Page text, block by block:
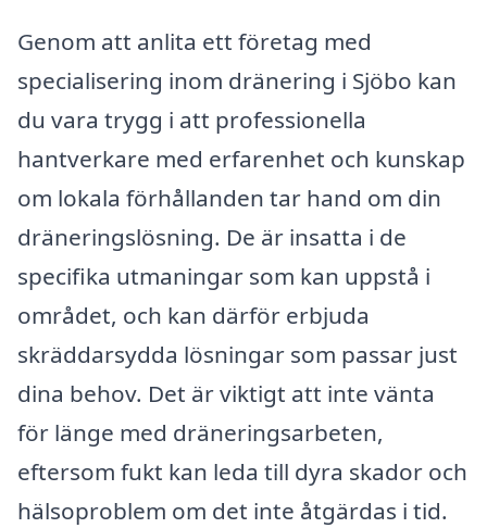
Genom att anlita ett företag med
specialisering inom dränering i Sjöbo kan
du vara trygg i att professionella
hantverkare med erfarenhet och kunskap
om lokala förhållanden tar hand om din
dräneringslösning. De är insatta i de
specifika utmaningar som kan uppstå i
området, och kan därför erbjuda
skräddarsydda lösningar som passar just
dina behov. Det är viktigt att inte vänta
för länge med dräneringsarbeten,
eftersom fukt kan leda till dyra skador och
hälsoproblem om det inte åtgärdas i tid.